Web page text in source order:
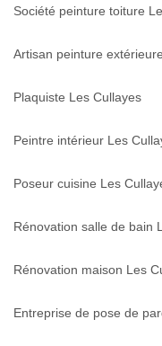
Société peinture toiture
Artisan peinture
Plaquiste Les Cullayes
Peintre intérieur Les
Poseur cuisine Les
Rénovation salle de bain
Rénovation maison Les
Entreprise de pose de